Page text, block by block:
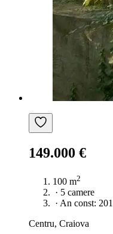
149.000 €
100 m2
· 5 camere
· An const:
Centru, Craiova